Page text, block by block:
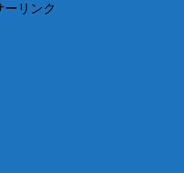
ーリンク